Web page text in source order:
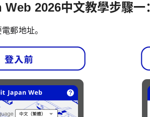
2026中文教學步驟一
郵地址。